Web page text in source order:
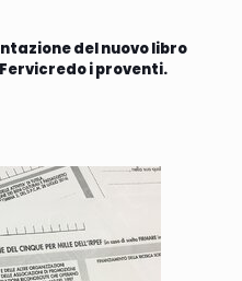
del nuovo libro
i proventi.